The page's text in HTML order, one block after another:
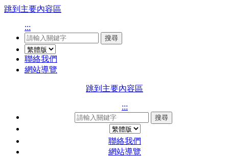
跳到主要內容區
:::
搜尋
聯絡我們
網站導覽
跳到主要內容區
:::
搜尋
聯絡我們
網站導覽